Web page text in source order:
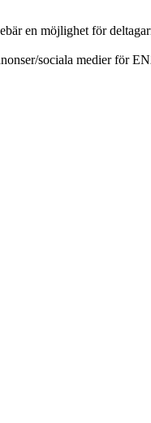
en möjlighet för
sociala medier för